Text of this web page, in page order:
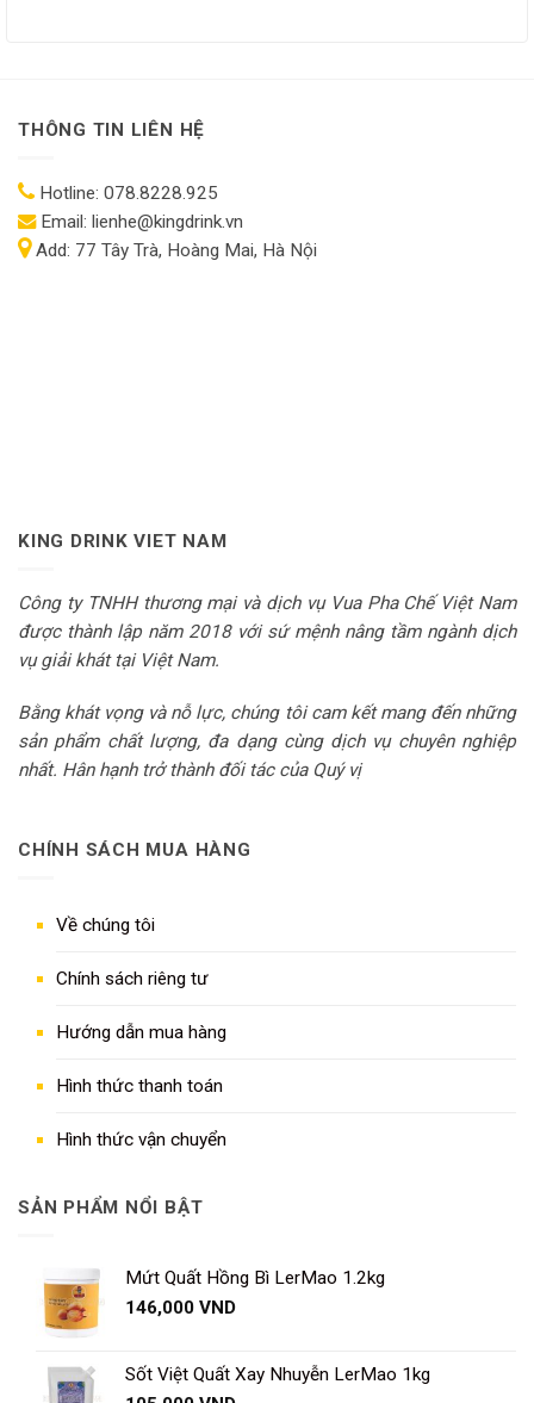
THÔNG TIN LIÊN HỆ
Hotline: 078.8228.925
Email: lienhe@kingdrink.vn
Add: 77 Tây Trà, Hoàng Mai, Hà Nội
KING DRINK VIET NAM
Công ty TNHH thương mại và dịch vụ Vua Pha Chế Việt Nam
được thành lập năm 2018 với sứ mệnh nâng tầm ngành dịch
vụ giải khát tại Việt Nam.
Bằng khát vọng và nỗ lực, chúng tôi cam kết mang đến những
sản phẩm chất lượng, đa dạng cùng dịch vụ chuyên nghiệp
nhất. Hân hạnh trở thành đối tác của Quý vị
CHÍNH SÁCH MUA HÀNG
Về chúng tôi
Chính sách riêng tư
Hướng dẫn mua hàng
Hình thức thanh toán
Hình thức vận chuyển
SẢN PHẨM NỔI BẬT
Mứt Quất Hồng Bì LerMao 1.2kg
146,000 VND
Sốt Việt Quất Xay Nhuyễn LerMao 1kg